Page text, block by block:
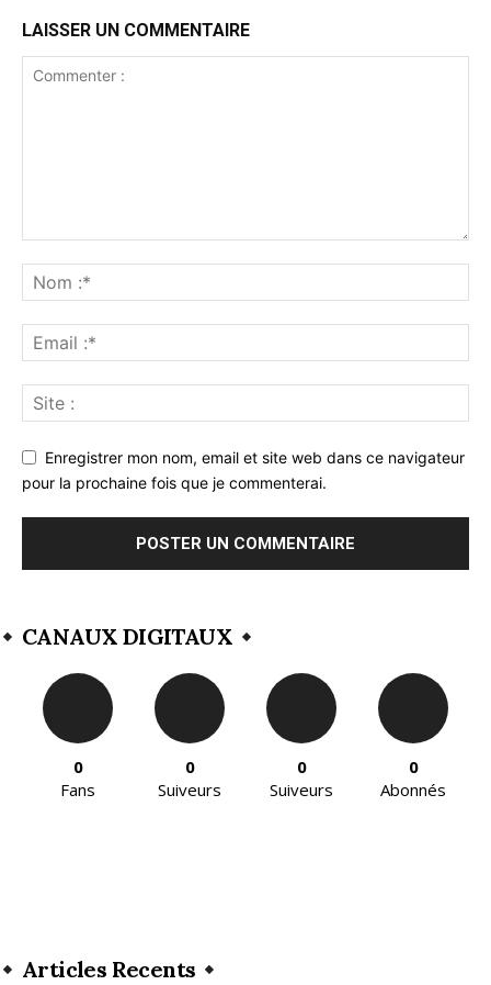
LAISSER UN COMMENTAIRE
Enregistrer mon nom, email et site web dans ce navigateur
pour la prochaine fois que je commenterai.
CANAUX DIGITAUX
0
Fans
0
Suiveurs
0
Suiveurs
0
Abonnés
Articles Recents